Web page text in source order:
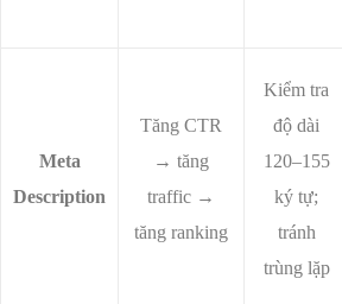
Meta
Description
Tăng CTR
→ tăng
traffic →
tăng ranking
Kiểm tra
độ dài
120–155
ký tự;
tránh
trùng lặp